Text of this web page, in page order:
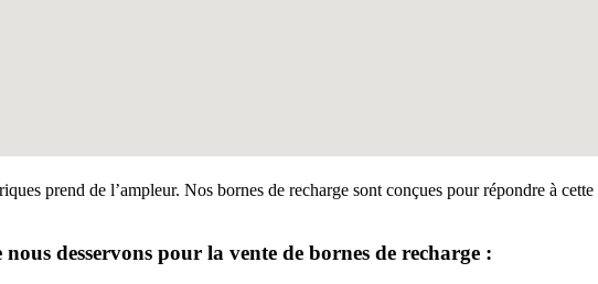
prend de l’ampleur. Nos bornes de recharge sont conçues pour répondre à
desservons pour la vente de bornes de recharge :